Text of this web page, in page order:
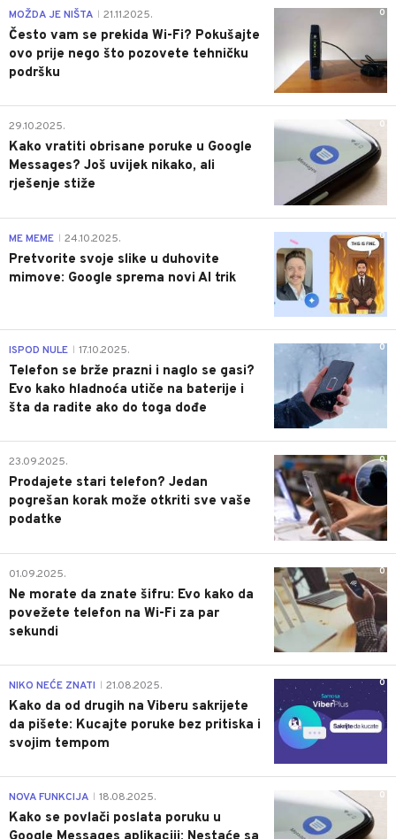
0
MOŽDA JE NIŠTA 21.11.2025.
Često vam se prekida Wi-Fi? Pokušajte
ovo prije nego što pozovete tehničku
podršku
0
29.10.2025.
Kako vratiti obrisane poruke u Google
Messages? Još uvijek nikako, ali
rješenje stiže
0
ME MEME 24.10.2025.
Pretvorite svoje slike u duhovite
mimove: Google sprema novi AI trik
0
ISPOD NULE 17.10.2025.
Telefon se brže prazni i naglo se gasi?
Evo kako hladnoća utiče na baterije i
šta da radite ako do toga dođe
0
23.09.2025.
Prodajete stari telefon? Jedan
pogrešan korak može otkriti sve vaše
podatke
0
01.09.2025.
Ne morate da znate šifru: Evo kako da
povežete telefon na Wi-Fi za par
sekundi
0
NIKO NEĆE ZNATI 21.08.2025.
Kako da od drugih na Viberu sakrijete
da pišete: Kucajte poruke bez pritiska i
svojim tempom
0
NOVA FUNKCIJA 18.08.2025.
Kako se povlači poslata poruku u